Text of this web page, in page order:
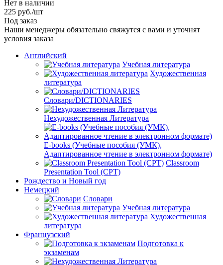
Нет в наличии
225 руб./шт
Под заказ
Наши менеджеры обязательно свяжутся с вами и уточнят
условия заказа
Английский
Учебная литература
Художественная
литература
Словари/DICTIONARIES
Нехудожественная Литература
E-books (Учебные пособия (УМК),
Адаптированное чтение в электронном формате)
Classroom
Presentation Tool (CPT)
Рождество и Новый год
Немецкий
Словари
Учебная литература
Художественная
литература
Французский
Подготовка к
экзаменам